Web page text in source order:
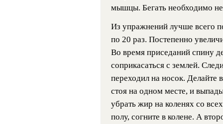
мышцы. Бегать необходимо
Из упражнений лучше всего
по 20 раз. Постепенно
Во время приседаний спину
соприкасаться с землей.
переходил на носок.
стоя на одном месте, и
убрать жир на коленях со
полу, согните в колене. А